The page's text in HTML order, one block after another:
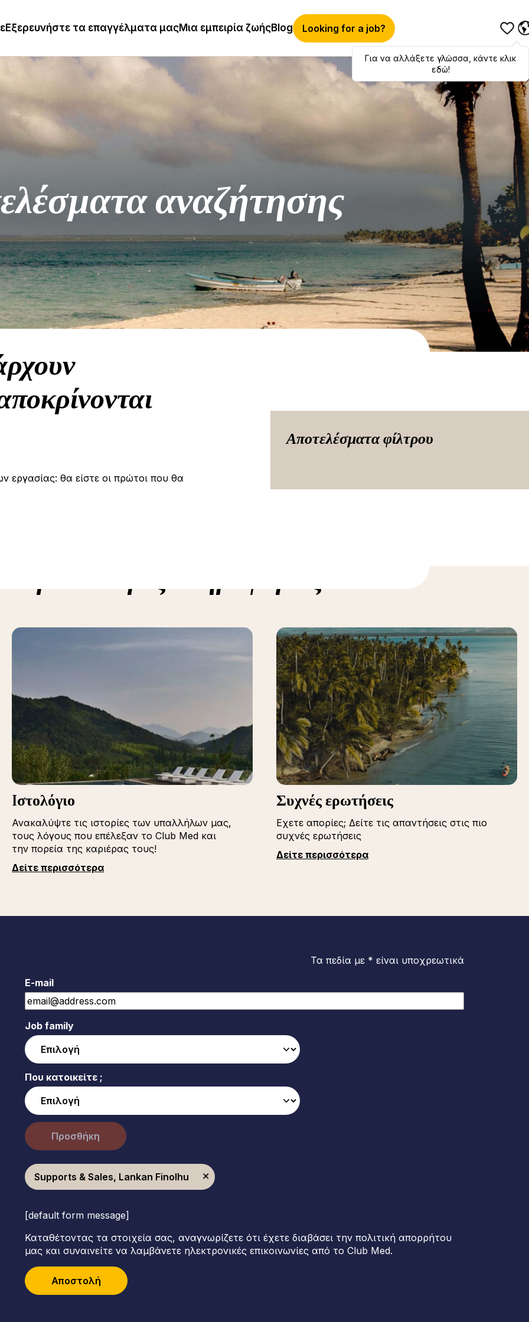
Εξερευνήστε τα επαγγέλματα μαςΜια εμπειρία ζωήςBlog Looking for a job?
Hola,bonjour ,ciao! To switch
languages, click here!
Για να αλλάξετε γλώσσα, κάντε κλικ
εδώ!
αναζήτησης
εργασίας: θα είστε οι πρώτοι που θα
Αποτελέσματα φίλτρου
περισσότερες πληροφορίες
Iστολόγιο
Ανακαλύψτε τις ιστορίες των υπαλλήλων μας,
τους λόγους που επέλεξαν το Club Med και
την πορεία της καριέρας τους!
Δείτε περισσότερα
Συχνές ερωτήσεις
Εχετε απορίες; Δείτε τις απαντήσεις στις πιο
συχνές ερωτήσεις
Δείτε περισσότερα
Τα πεδία με * είναι υποχρεωτικά
E-mail
Job family
Που κατοικείτε ;
Προσθήκη
Supports & Sales, Lankan Finolhu
[default form message]
Καταθέτοντας τα στοιχεία σας, αναγνωρίζετε ότι έχετε διαβάσει την πολιτική απορρήτου
μας και συναινείτε να λαμβάνετε ηλεκτρονικές επικοινωνίες από το Club Med.
Αποστολή